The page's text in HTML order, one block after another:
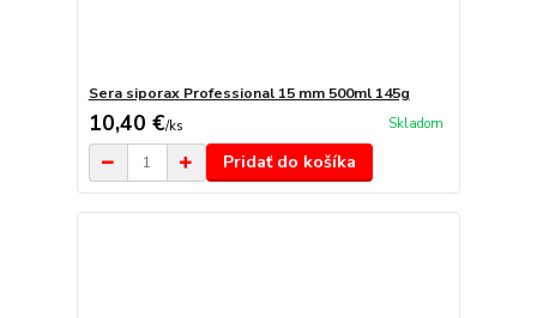
Sera siporax Professional 15 mm 500ml 145g
10,40 €/ks Skladom
Pridať do košíka